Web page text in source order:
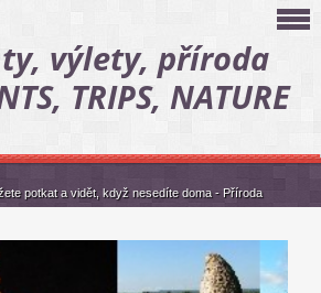
výlety, příroda
TRIPS, NATURE
potkat a vidět, když nesedíte doma - Příroda